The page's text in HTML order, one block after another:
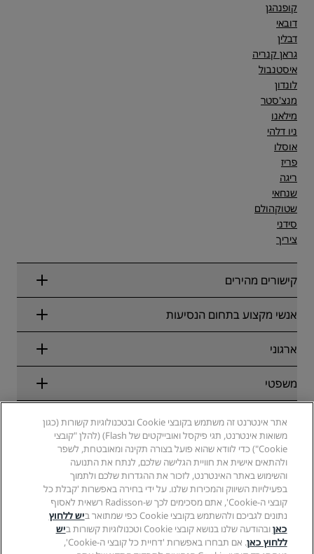
קופנהגן
דובאי
דבלין
גראן קנריה
איסטנבול
לונדון
מנצ'סטר
מילאנו
ניו דלהי
אוסלו
פריז
ריגה
שנחאי
שטוקהולם
סידני
ציריך
קישורים מהירים
Radisson Rewards
יעדים
Radisson Hotels APP
מלונות מאושרים לספורט
מלונות ידידותיים למשפחות
בריאות ובטיחות
אנשי מקצוע בתחום הנסיעות
שותפים
ארגוני
Radisson Hotel Group
קריירות ב-PPHE
קריירות ב-EHL
The Club by RHG
הזדמנויות פיתוח
עסק אחראי
רכש
משפטי
הודעה משפטית
תנאים והתניות של Radisson Rewards
הסכם שימוש באתר
נגישות דיגיטלית
הצהרת עבדות מודרנית
עזרה
התראות לצרכנים
איש קשר
שאלות נפוצות
מפת אתר
מדיה חברתית
מותגים של Radisson Hotels
אתר אינטרנט זה משתמש בקובצי Cookie ובטכנולוגיות קשורות (כגון
משואות אינטרנט, תגי פיקסל ואובייקטים של Flash) (להלן "קובצי
Cookie") כדי לוודא שהוא פועל בצורה תקינה ומאובטחת, לשפר
ולהתאים אישית את חוויית הגלישה שלכם, לנתח את התנועה
והשימוש באתר האינטרנט, לזכור את ההגדרות שלכם ולתמוך
בפעילויות השיווק והמכירות שלנו. על ידי בחירה באפשרות 'קבלת כל
קובצי ה-Cookie', אתם מסכימים לכך ש-Radisson רשאית לאסוף
נתונים לגביכם ולהשתמש בקובצי Cookie כפי שמתואר ב
יש ללחוץ
כאןובהודעה שלנו בנושא קובצי Cookie וטכנולוגיות קשורות ב
יש
ללחוץ כאן
. אם תבחרו באפשרות 'דחיית כל קובצי ה-Cookie',